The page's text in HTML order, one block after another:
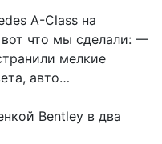
A-Class на
вот что мы сделали: —
мелкие
авто…
Bentley в два